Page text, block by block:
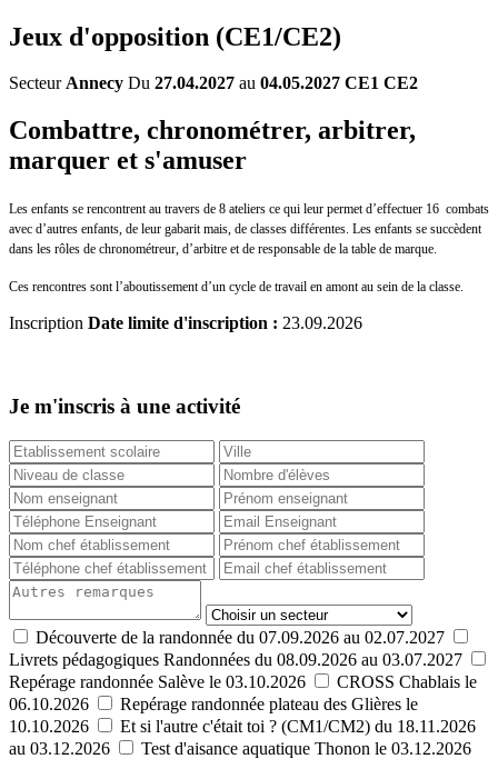
Jeux d'opposition (CE1/CE2)
SecteurAnnecy Du 27.04.2027 au 04.05.2027 CE1 CE2
Combattre, chronométrer, arbitrer,
marquer et s'amuser
Les enfants se rencontrent au travers de 8 ateliers ce qui leur permet d’effectuer 16 combats
avec d’autres enfants, de leur gabarit mais, de classes différentes. Les enfants se succèdent
dans les rôles de chronométreur, d’arbitre et de responsable de la table de marque.
Ces rencontres sont l’aboutissement d’un cycle de travail en amont au sein de la classe.
Inscription Date limite d'inscription : 23.09.2026
Je m'inscris à une activité
Découverte de la randonnée du 07.09.2026 au 02.07.2027
Livrets pédagogiques Randonnées du 08.09.2026 au 03.07.2027
Repérage randonnée Salève le 03.10.2026
CROSS Chablais le
06.10.2026
Repérage randonnée plateau des Glières le
10.10.2026
Et si l'autre c'était toi ? (CM1/CM2) du 18.11.2026
au 03.12.2026
Test d'aisance aquatique Thonon le 03.12.2026